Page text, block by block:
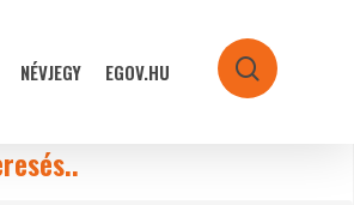
NÉVJEGY EGOV.HU search